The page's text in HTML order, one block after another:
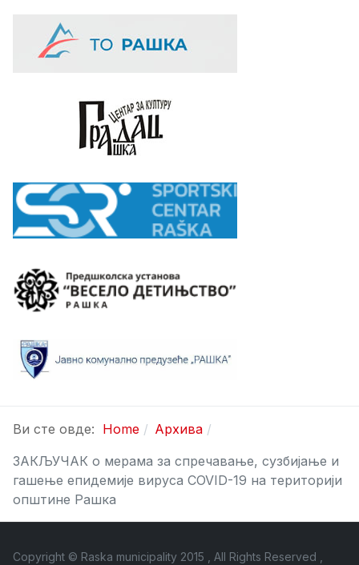
Ви сте овде: Home
Архива
ЗАКЉУЧАК о мерама за спречавање, сузбијање и
гашење епидемије вируса COVID-19 на територији
општине Рашка
Copyright © Raska municipality 2015 , All Rights Reserved ,